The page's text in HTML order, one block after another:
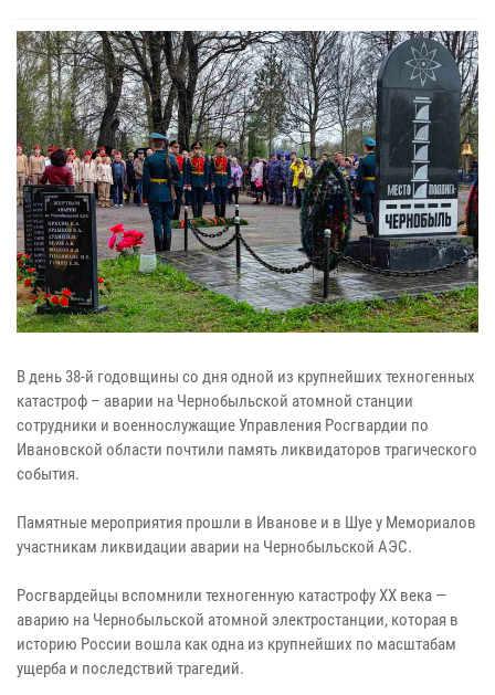
В день 38-й годовщины со дня одной из крупнейших техногенных
катастроф – аварии на Чернобыльской атомной станции
сотрудники и военнослужащие Управления Росгвардии по
Ивановской области почтили память ликвидаторов трагического
события.
Памятные мероприятия прошли в Иванове и в Шуе у Мемориалов
участникам ликвидации аварии на Чернобыльской АЭС.
Росгвардейцы вспомнили техногенную катастрофу XX века —
аварию на Чернобыльской атомной электростанции, которая в
историю России вошла как одна из крупнейших по масштабам
ущерба и последствий трагедий.